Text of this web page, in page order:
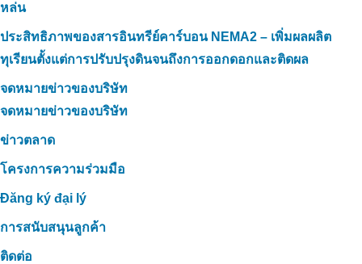
หล่น
ประสิทธิภาพของสารอินทรีย์คาร์บอน NEMA2 – เพิ่มผลผลิต
ทุเรียนตั้งแต่การปรับปรุงดินจนถึงการออกดอกและติดผล
จดหมายข่าวของบริษัท
จดหมายข่าวของบริษัท
ข่าวตลาด
โครงการความร่วมมือ
Đăng ký đại lý
การสนับสนุนลูกค้า
ติดต่อ